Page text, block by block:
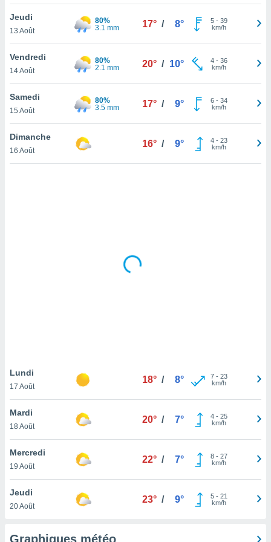
votre
à
en
le
notre
que
et que
Jeudi
13 Août
80%
3.1 mm
17° / 8° 5- 39
km/h
Vendredi
14 Août
80%
2.1 mm
20° / 10° 4- 36
km/h
Samedi
15 Août
80%
3.5 mm
17° / 9° 6- 34
km/h
Dimanche
16 Août
16° / 9° 4- 23
km/h
Lundi
17 Août
18° / 8° 7- 23
km/h
Mardi
18 Août
20° / 7° 4- 25
km/h
Mercredi
19 Août
22° / 7° 8- 27
km/h
Jeudi
20 Août
23° / 9° 5- 21
km/h
Graphiques météo